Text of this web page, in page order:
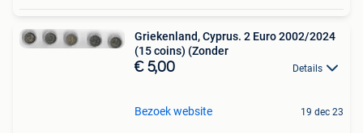
Griekenland, Cyprus. 2 Euro 2002/2024
(15 coins) (Zonder
€ 5,00 Details
Bezoek website 19 dec 23